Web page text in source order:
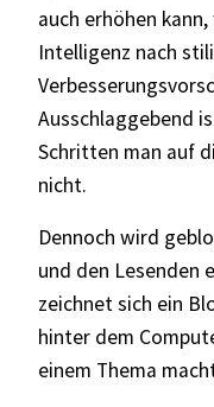
auch erhöhen
Intelligenz nach
Ausschlaggebend
Schritten man auf
nicht.
Dennoch wird
und den Lesenden
zeichnet sich ein
hinter dem
einem Thema